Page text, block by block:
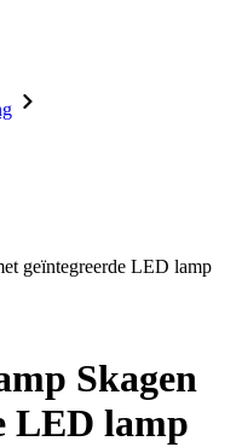
geïntegreerde LED lamp
Skagen
LED lamp